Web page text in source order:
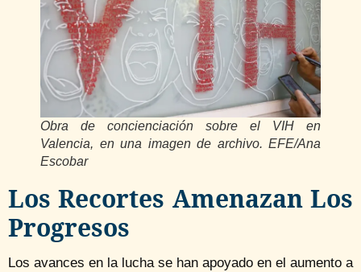
Obra de concienciación sobre el VIH en
Valencia, en una imagen de archivo. EFE/Ana
Escobar
Los Recortes Amenazan Los
Progresos
Los avances en la lucha se han apoyado en el aumento a